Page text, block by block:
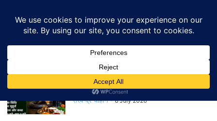
नाग पंचमी
Kab Hai Nag Panchmi: 16 या 17
अगस्त… इस साल कब...
सरवेन्द्र चौहान - 8 July 2026